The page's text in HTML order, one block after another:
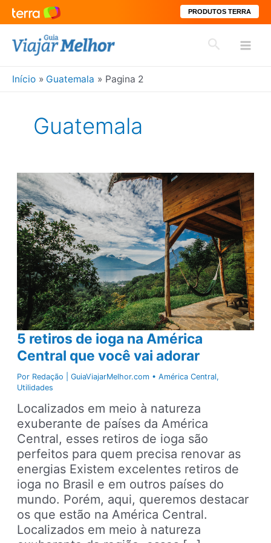
PRODUTOS TERRA
para
conteúdo
Pesquisar
Início Guatemala Pagina 2
Guatemala
5 retiros de ioga na América
Central que você vai adorar
Por Redação | GuiaViajarMelhor.com •América Central,
Utilidades
Localizados em meio à natureza
exuberante de países da América
Central, esses retiros de ioga são
perfeitos para quem precisa renovar as
energias Existem excelentes retiros de
ioga no Brasil e em outros países do
mundo. Porém, aqui, queremos destacar
os que estão na América Central.
Localizados em meio à natureza